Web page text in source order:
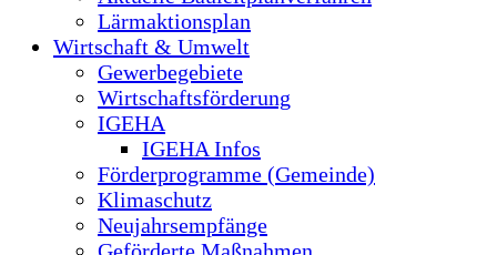
Lärmaktionsplan
Wirtschaft & Umwelt
Gewerbegebiete
Wirtschaftsförderung
IGEHA
IGEHA Infos
Förderprogramme (Gemeinde)
Klimaschutz
Neujahrsempfänge